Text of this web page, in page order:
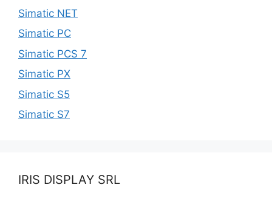
Simatic NET
Simatic PC
Simatic PCS 7
Simatic PX
Simatic S5
Simatic S7
IRIS DISPLAY SRL